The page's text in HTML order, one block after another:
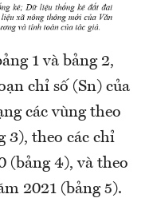
1 và bảng 2,
chỉ số (Sn) của
các vùng theo
3), theo các chỉ
(bảng 4), và theo
2021 (bảng 5).